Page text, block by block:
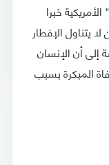
وفي هذا الصدد، نشر موقع شبكة "CNN" الأمريكية خبرا
يتناول الإفطار
أن الإنسان
المبكرة بسبب